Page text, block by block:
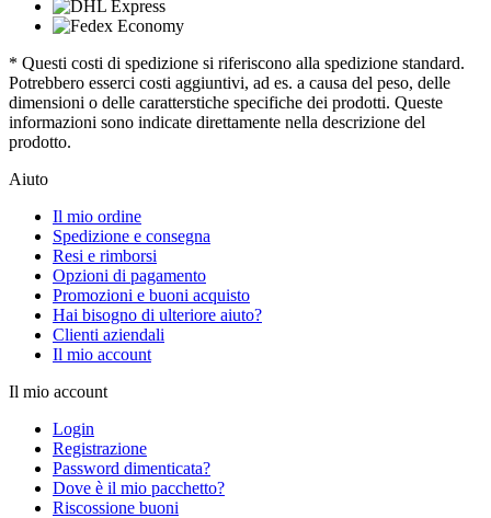
* Questi costi di spedizione si riferiscono alla spedizione standard.
Potrebbero esserci costi aggiuntivi, ad es. a causa del peso, delle
dimensioni o delle caratterstiche specifiche dei prodotti. Queste
informazioni sono indicate direttamente nella descrizione del
prodotto.
Aiuto
Il mio ordine
Spedizione e consegna
Resi e rimborsi
Opzioni di pagamento
Promozioni e buoni acquisto
Hai bisogno di ulteriore aiuto?
Clienti aziendali
Il mio account
Il mio account
Login
Registrazione
Password dimenticata?
Dove è il mio pacchetto?
Riscossione buoni